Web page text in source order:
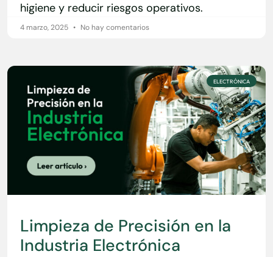
higiene y reducir riesgos operativos.
4 marzo, 2025 No hay comentarios
ELECTRÓNICA
Limpieza de Precisión en la
Industria Electrónica